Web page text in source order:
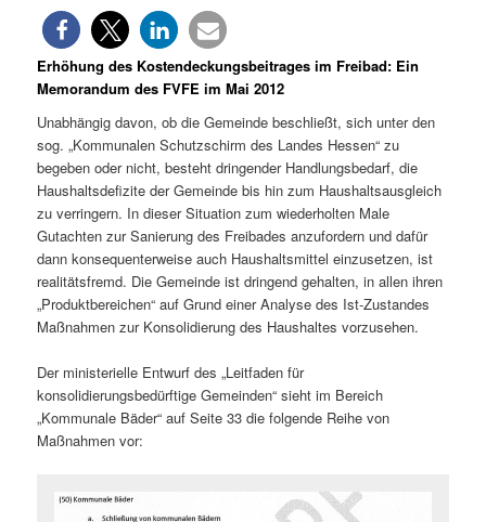
Erhöhung des Kostendeckungsbeitrages im Freibad: Ein
Memorandum des FVFE im Mai 2012
Unabhängig davon, ob die Gemeinde beschließt, sich unter den
sog. „Kommunalen Schutzschirm des Landes Hessen“ zu
begeben oder nicht, besteht dringender Handlungsbedarf, die
Haushaltsdefizite der Gemeinde bis hin zum Haushaltsausgleich
zu verringern. In dieser Situation zum wiederholten Male
Gutachten zur Sanierung des Freibades anzufordernund dafür
dann konsequenterweise auch Haushaltsmittel einzusetzen, ist
realitätsfremd. Die Gemeinde ist dringend gehalten, in allen ihren
„Produktbereichen“ auf Grund einer Analyse des Ist-Zustandes
Maßnahmen zur Konsolidierung des Haushaltes vorzusehen.
Der ministerielle Entwurf des „Leitfaden für
konsolidierungsbedürftige Gemeinden“ sieht im Bereich
„Kommunale Bäder“ auf Seite 33 die folgende Reihe von
Maßnahmen vor: